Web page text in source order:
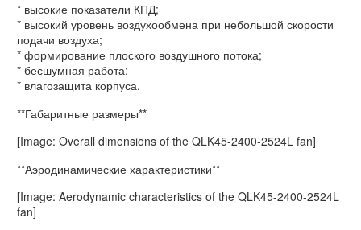
* высокие показатели КПД;
* высокий уровень воздухообмена при небольшой скорости
подачи воздуха;
* формирование плоского воздушного потока;
* бесшумная работа;
* влагозащита корпуса.
**Габаритные размеры**
[Image: Overall dimensions of the QLK45-2400-2524L fan]
**Аэродинамические характеристики**
[Image: Aerodynamic characteristics of the QLK45-2400-2524L
fan]